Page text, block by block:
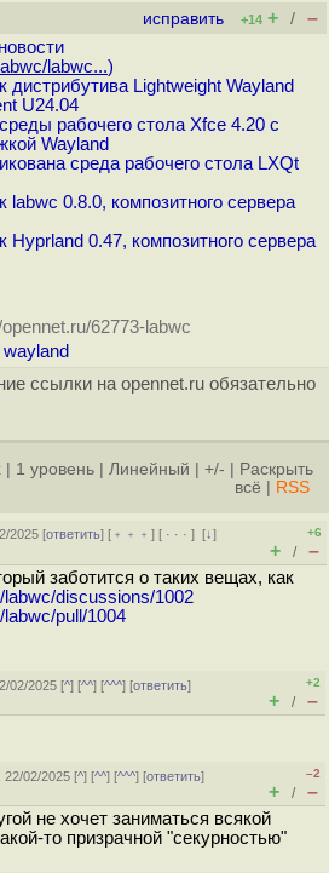
исправить +14 + / –
labwc...)
Lightweight Wayland
U24.04
рабочего стола Xfce 4.20 c
Wayland
среда рабочего стола LXQt
0.8.0, композитного сервера
0.47, композитного сервера
62773-labwc
wayland
ссылки на opennet.ru обязательно
1 уровень Линейный +/-
Раскрыть
всё
RSS
2025 [ответить] [ ﹢﹢﹢] [ · · ·][↓]
+6
+ / –
заботится о таких вещах, как
discussions/1002
pull/1004
02/2025 [^] [^^] [^^^] [ответить]
+2
+ / –
22/02/2025 [^] [^^] [^^^] [ответить]
–2
+ / –
не хочет заниматься всякой
то призрачной "секурностью"